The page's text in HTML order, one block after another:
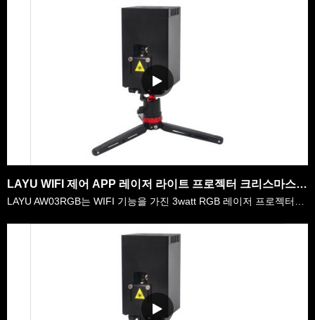
LAYU WIFI 제어 APP 레이저 라이트 프로젝터 크리스마스 그래픽 쇼
LAYU AW03RGB는 WIFI 기능을 가진 3watt RGB 레이저 프로젝터입니다.이동할 수 있는 dj, 야외 당, 가정 decoratioin 쇼, 등을 위해 매우 편리합니다.무거운 상자, 무거운 컴퓨터 및 케이블을 많이 운반할 필요가 없습니다.우리의 3watt 와이파이 레이저로, 그것은 어디든지 운반하기 쉬운 peli 비행 케이스와 함께입니다.휴대 전……